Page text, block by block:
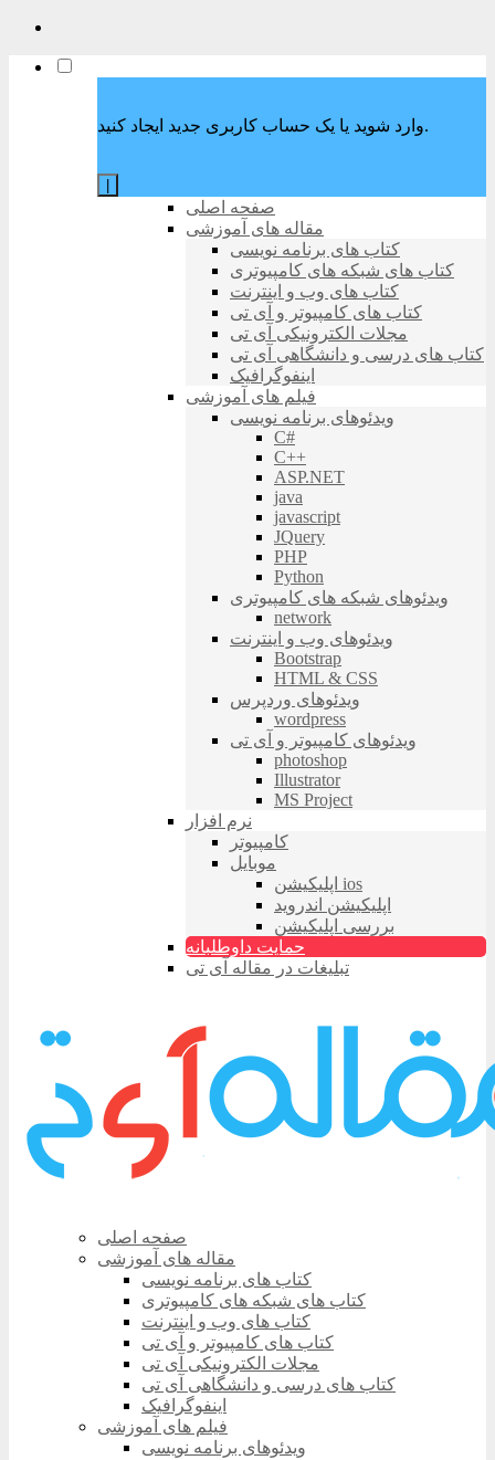
وارد شوید یا یک حساب کاربری جدید ایجاد کنید.
صفحه اصلی
مقاله های آموزشی
کتاب های برنامه نویسی
کتاب های شبکه های کامپیوتری
کتاب های وب و اینترنت
کتاب های کامپیوتر و آی تی
مجلات الکترونیکی آی تی
کتاب های درسی و دانشگاهی آی تی
اینفوگرافیک
فیلم های آموزشی
ویدئوهای برنامه نویسی
C#
C++
ASP.NET
java
javascript
JQuery
PHP
Python
ویدئوهای شبکه های کامپیوتری
network
ویدئوهای وب و اینترنت
Bootstrap
HTML & CSS
ویدئوهای وردپرس
wordpress
ویدئوهای کامپیوتر و آی تی
photoshop
Illustrator
MS Project
نرم افزار
کامپیوتر
موبایل
اپلیکیشن ios
اپلیکیشن اندروید
بررسی اپلیکیشن
حمایت داوطلبانه
تبلیغات در مقاله آی تی
صفحه اصلی
مقاله های آموزشی
کتاب های برنامه نویسی
کتاب های شبکه های کامپیوتری
کتاب های وب و اینترنت
کتاب های کامپیوتر و آی تی
مجلات الکترونیکی آی تی
کتاب های درسی و دانشگاهی آی تی
اینفوگرافیک
فیلم های آموزشی
ویدئوهای برنامه نویسی